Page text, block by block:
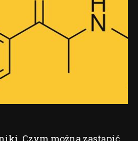
Czym można zastąpić